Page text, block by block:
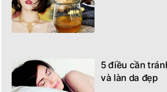
5 điều cần
và làn da đẹp